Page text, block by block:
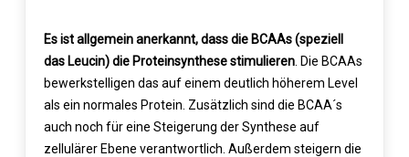
Es ist allgemein anerkannt, dass die BCAAs (speziell
das Leucin) die Proteinsynthese stimulieren. Die BCAAs
bewerkstelligen das auf einem deutlich höherem Level
als ein normales Protein. Zusätzlich sind die BCAA´s
auch noch für eine Steigerung der Synthese auf
zellulärer Ebene verantwortlich. Außerdem steigern die